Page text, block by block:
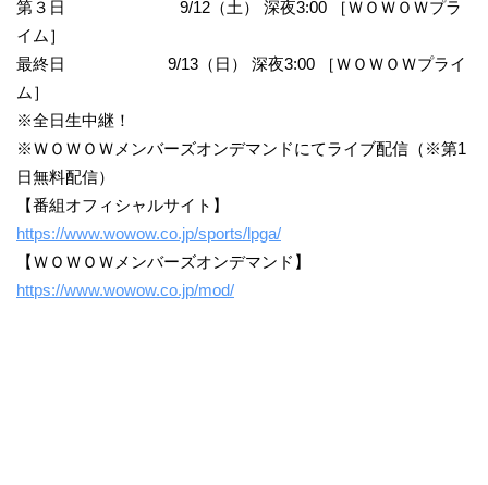
第３日 9/12（土） 深夜3:00 ［ＷＯＷＯＷプラ
イム］
最終日 9/13（日） 深夜3:00 ［ＷＯＷＯＷプライ
ム］
※全日生中継！
※ＷＯＷＯＷメンバーズオンデマンドにてライブ配信（※第1
日無料配信）
【番組オフィシャルサイト】
https://www.wowow.co.jp/sports/lpga/
【ＷＯＷＯＷメンバーズオンデマンド】
https://www.wowow.co.jp/mod/